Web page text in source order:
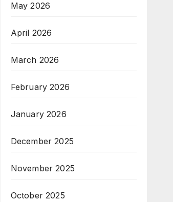
May 2026
April 2026
March 2026
February 2026
January 2026
December 2025
November 2025
October 2025